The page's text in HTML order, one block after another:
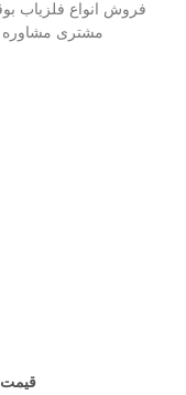
فروش انواع فلزیاب
مشتری مشاوره
قیمت